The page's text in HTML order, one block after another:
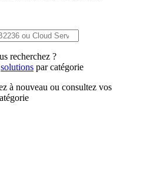
recherchez ?
solutions par catégorie
à nouveau ou consultez vos